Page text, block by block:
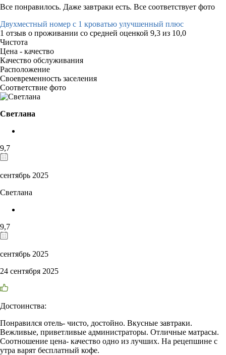
Все понравилось. Даже завтраки есть. Все соответствует фото
Двухместный номер с 1 кроватью улучшенный плюс
1 отзыв о проживании со средней оценкой 9,3 из 10,0
Чистота
Цена - качество
Качество обслуживания
Расположение
Своевременность заселения
Соответствие фото
Светлана
9,7
сентябрь 2025
Светлана
9,7
сентябрь 2025
24 сентября 2025
Достоинства:
Понравился отель- чисто, достойно. Вкусные завтраки.
Вежливые, приветливые администраторы. Отличные матрасы.
Соотношение цена- качество одно из лучших. На рецепшине с
утра варят бесплатный кофе.